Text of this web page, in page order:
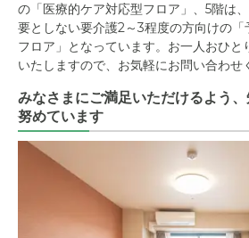
の「医療的ケア対応型フロア」、5階は
要としない要介護2～3程度の方向けの
フロア」となっています。お一人おひと
いたしますので、お気軽にお問い合わせ
みなさまにご満足いただけるよう
努めています